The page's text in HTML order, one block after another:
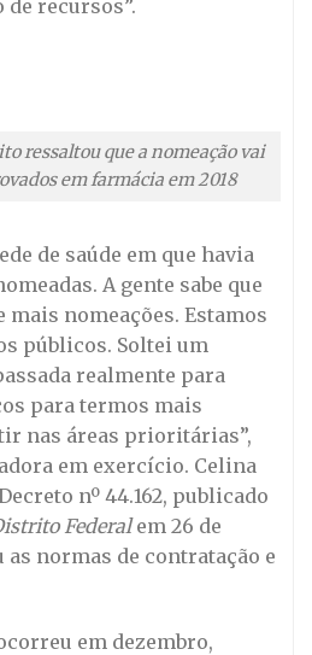
de recursos”.
ressaltou que a nomeação vai
em farmácia em 2018
de saúde em que havia
A gente sabe que
mais nomeações. Estamos
públicos. Soltei um
realmente para
para termos mais
nas áreas prioritárias”,
em exercício. Celina
nº 44.162, publicado
Federalem 26 de
normas de contratação e
em dezembro,